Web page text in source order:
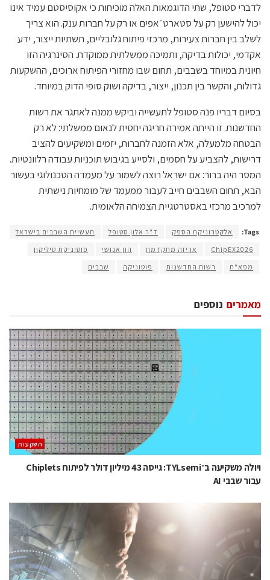
לדברי סטופל, שתי הדוגמאות האלה מוכיחות כי אקוסיסטם עמיד אינו
יכול להישען רק על סטארט־אפים או רק על חברות ענק. הוא צריך
לשלב בין חברות צעירות, מרכזי פיתוח גלובליים, תשתיות ייצור, ידע
אקדמי, יכולות בדיקה, ותמיכה ממשלתית ממוקדת. הסינרגיה הזו
חיונית במיוחד בשבבים, תחום שבו מחזורי הפיתוח ארוכים, ההשקעות
גדולות, והקשר בין תכנון, ייצור, בדיקה ושוק סופי הדוק במיוחד.
בסיום דבריו פנה סטופל לתעשייה וביקש ממנה לאתגר את רשות
החדשנות. זו הייתה אמירה חריגה יחסית לנאום ממשלתי: לא רק
הבטחה מלמעלה, אלא הזמנה לחברות, יזמים ומשקיעים להציב
דרישות, להצביע על חסמים, ולסייע בגיבוש תוכניות עבודה רלוונטיות.
המסר היה ברור: אם ישראל רוצה לשמור על מעמדה הטכנולוגי בעשור
הבא, תחום השבבים חייב לעבור ממעמד של מומחיות נישתית
למרכיב מרכזי באסטרטגיית הצמיחה הלאומית.
Tags: אלקטרוניקת הספק ד"ר אלון סטופל
תעשיית השבבים בישראל
ChipEX2026
‏אריזה מתקדמת הון אנושי
פוטוניקת סיליקון
מפא"ת
רשות החדשנות פוטוניקה שבבים
נוספים מאמרים
השקעות
ויולה משקיעה ב־TYLsemi: גייסה 43 מיליון דולר לפיתוח Chiplets
עבור שבבי AI